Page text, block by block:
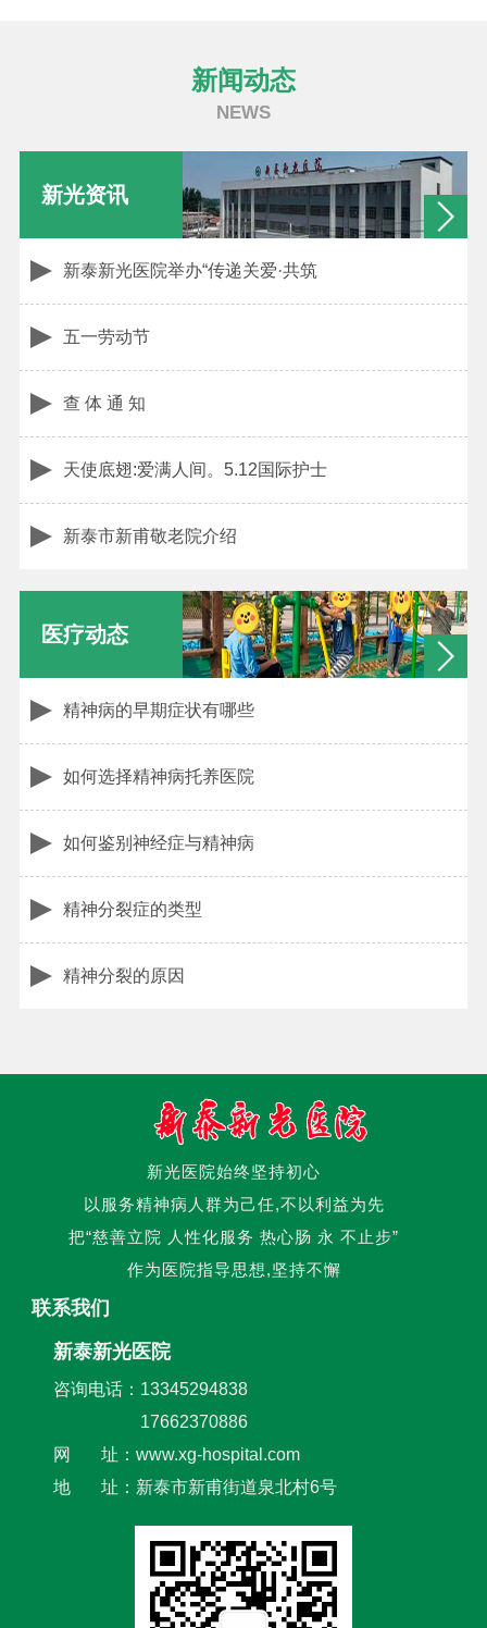
新闻动态
NEWS
新光资讯
新泰新光医院举办“传递关爱·共筑
五一劳动节
查 体 通 知
天使底翅:爱满人间。5.12国际护士
新泰市新甫敬老院介绍
医疗动态
精神病的早期症状有哪些
如何选择精神病托养医院
如何鉴别神经症与精神病
精神分裂症的类型
精神分裂的原因
新光医院始终坚持初心
以服务精神病人群为己任,不以利益为先
把“慈善立院 人性化服务 热心肠 永 不止步”
作为医院指导思想,坚持不懈
联系我们
新泰新光医院
咨询电话：13345294838
17662370886
网 址：www.xg-hospital.com
地 址：新泰市新甫街道泉北村6号